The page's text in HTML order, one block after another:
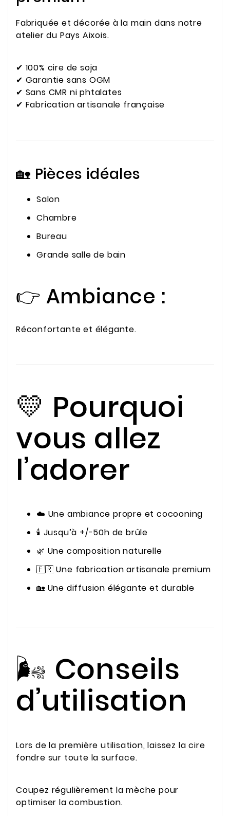
Fabriquée et décorée à la main dans notre
atelier du Pays Aixois.
✔ 100% cire de soja
✔ Garantie sans OGM
✔ Sans CMR ni phtalates
✔ Fabrication artisanale française
🏡 Pièces idéales
Salon
Chambre
Bureau
Grande salle de bain
👉 Ambiance :
Réconfortante et élégante.
💛 Pourquoi
vous allez
l’adorer
☁️ Une ambiance propre et cocooning
🕯️ Jusqu’à +/-50h de brûle
🌿 Une composition naturelle
🇫🇷 Une fabrication artisanale premium
🏡 Une diffusion élégante et durable
🌬️ Conseils
d’utilisation
Lors de la première utilisation, laissez la cire
fondre sur toute la surface.
Coupez régulièrement la mèche pour
optimiser la combustion.